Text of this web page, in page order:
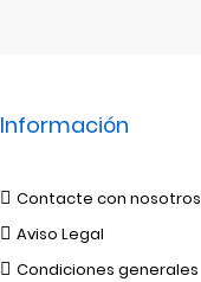
Información
Contacte con nosotros
Aviso Legal
Condiciones generales